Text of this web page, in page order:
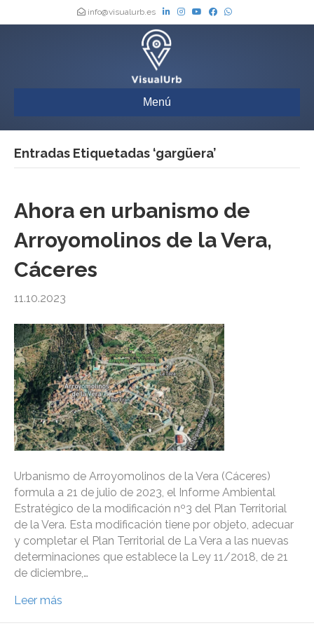
info@visualurb.es
Menú
Entradas Etiquetadas ‘gargüera’
Ahora en urbanismo de
Arroyomolinos de la Vera,
Cáceres
11.10.2023
Urbanismo de Arroyomolinos de la Vera (Cáceres)
formula a 21 de julio de 2023, el Informe Ambiental
Estratégico de la modificación nº3 del Plan Territorial
de la Vera. Esta modificación tiene por objeto, adecuar
y completar el Plan Territorial de La Vera a las nuevas
determinaciones que establece la Ley 11/2018, de 21
de diciembre,…
Leer más